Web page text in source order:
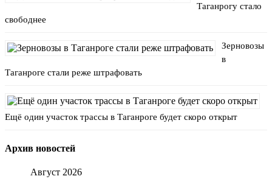
Таганрогу стало
свободнее
Зерновозы
в
Таганроге стали реже штрафовать
Ещё один участок трассы в Таганроге будет скоро открыт
Архив новостей
Август 2026